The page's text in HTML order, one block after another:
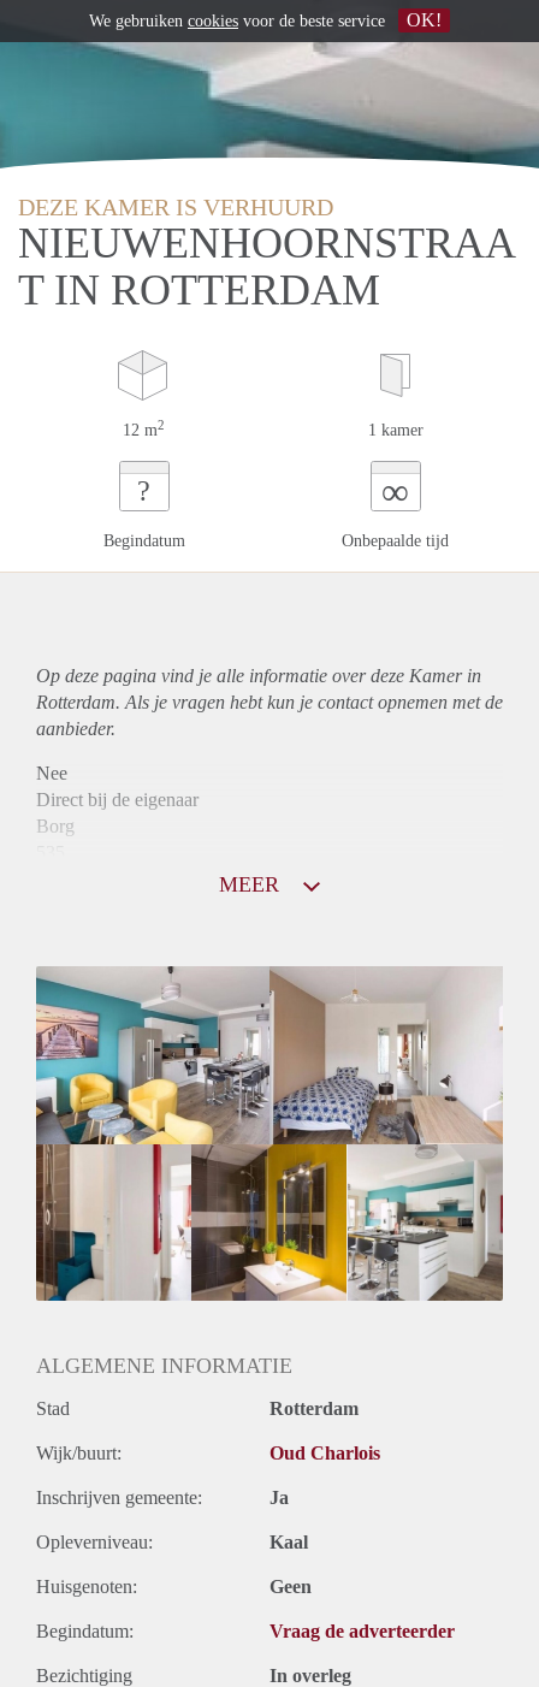
DEZE KAMER IS VERHUURD
NIEUWENHOORNSTRAA
T IN ROTTERDAM
12 m2 1 kamer
?
Begindatum
∞
Onbepaalde tijd
Op deze pagina vind je alle informatie over deze Kamer in
Rotterdam. Als je vragen hebt kun je contact opnemen met de
aanbieder.
Nee
Direct bij de eigenaar
Borg
Inkomen eis
N.V.T.
Huurtermijn
Onbepaalde termijn
Oplevering
Gestoffeerd
MEER
ALGEMENE INFORMATIE
Stad Rotterdam
Wijk/buurt: Oud Charlois
Inschrijven gemeente: Ja
Opleverniveau: Kaal
Huisgenoten: Geen
Begindatum: Vraag de adverteerder
Bezichtiging In overleg
We gebruiken cookies voor de beste service OK!